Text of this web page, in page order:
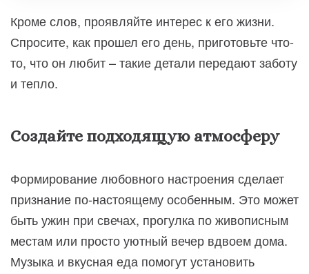
Кроме слов, проявляйте интерес к его жизни.
Спросите, как прошел его день, приготовьте что-
то, что он любит – такие детали передают заботу
и тепло.
Создайте подходящую атмосферу
Формирование любовного настроения сделает
признание по-настоящему особенным. Это может
быть ужин при свечах, прогулка по живописным
местам или просто уютный вечер вдвоем дома.
Музыка и вкусная еда помогут установить